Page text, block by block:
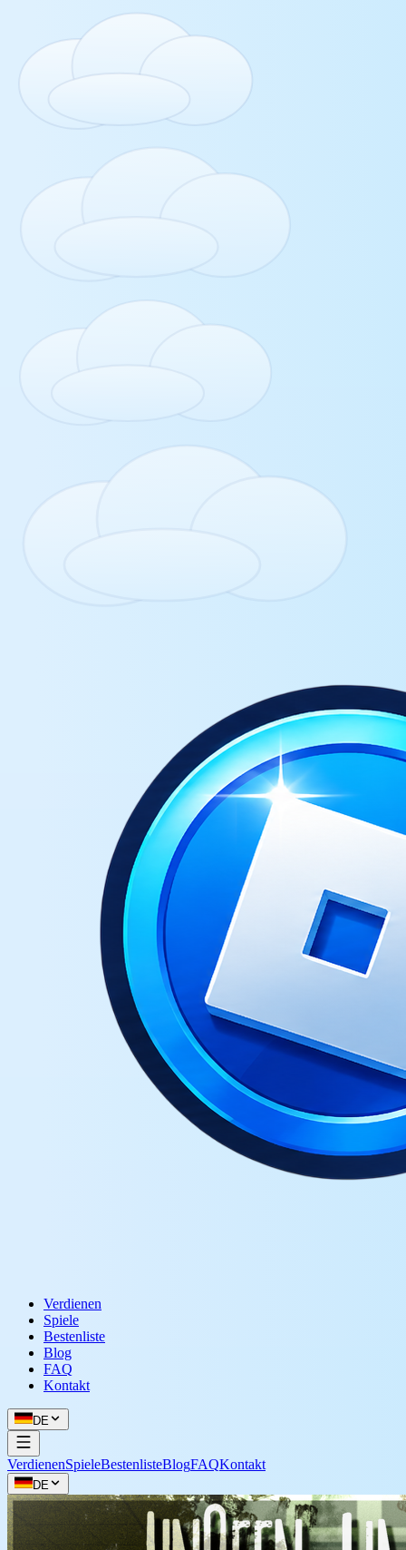
Verdienen
Spiele
Bestenliste
Blog
FAQ
Kontakt
DE
VerdienenSpieleBestenlisteBlogFAQKontakt
DE